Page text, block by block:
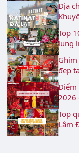
Địa
Top
lung
Ghim
đẹp
Điểm
2026
Top
Lâm